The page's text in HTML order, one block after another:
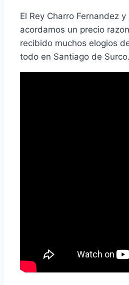
El Rey Charro Fernandez
acordamos un precio
recibido muchos elogios
todo en Santiago de Surco.